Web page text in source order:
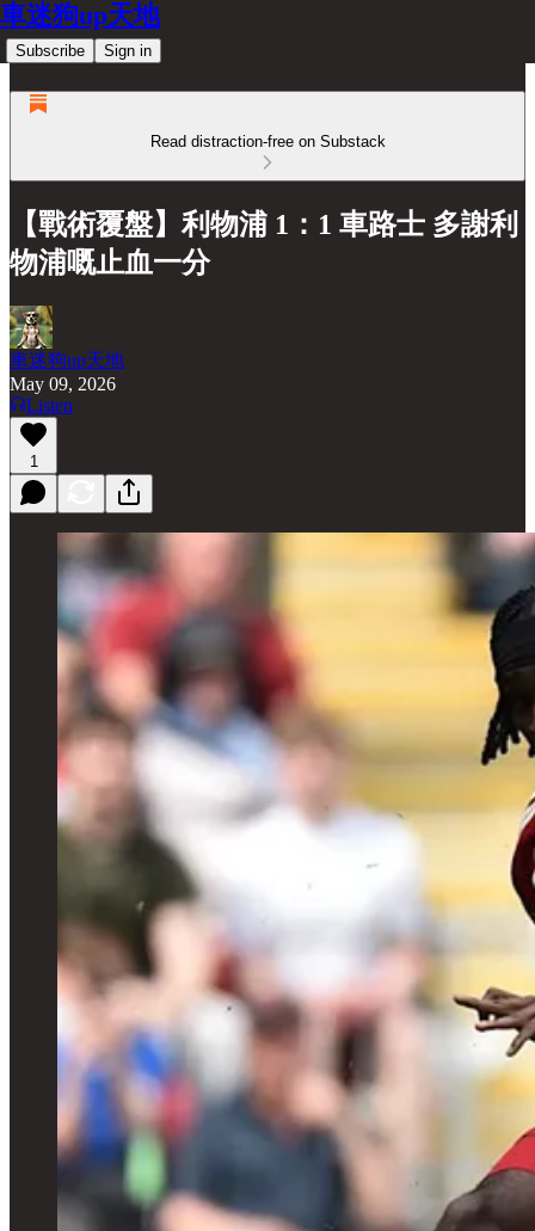
車迷狗up天地
Subscribe Sign in
Read distraction-free on Substack
【戰術覆盤】利物浦 1：1 車路士 多謝利
物浦嘅止血一分
車迷狗up天地
May 09, 2026
Listen
1